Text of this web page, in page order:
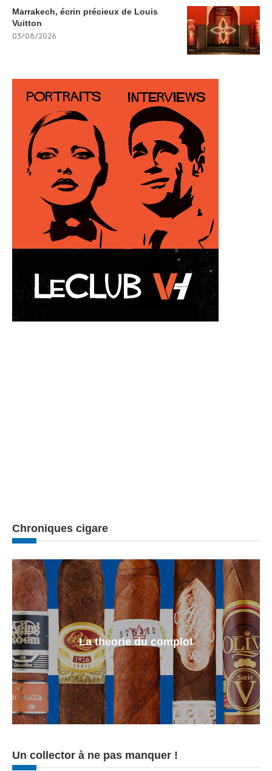
Marrakech, écrin précieux de Louis
Vuitton
03/08/2026
Chroniques cigare
La theorie du complot
Un collector à ne pas manquer !